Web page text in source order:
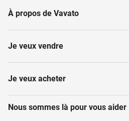
pharmaceutique,...
Machines de production
Diverses machines
textiles
À propos de Vavato
Je veux vendre
Je veux acheter
Nous sommes là pour vous aider